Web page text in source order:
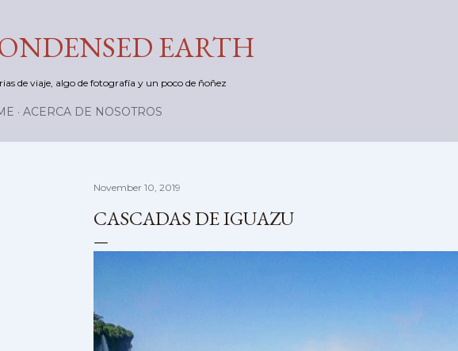
EARTH
de viaje, algo de fotografía y un poco de ñoñez
ACERCA DE NOSOTROS
November 10, 2019
CASCADAS DE IGUAZU